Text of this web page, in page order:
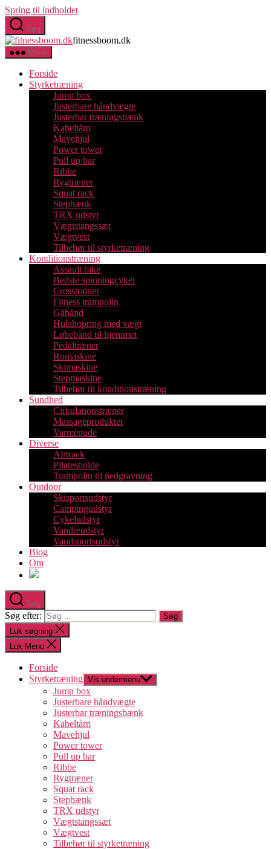
Spring til indholdet
Søg
fitnessboom.dk
Menu
Forside
Styrketræning
Jump box
Justerbare håndvægte
Justerbar træningsbænk
Kabeltårn
Mavehjul
Power tower
Pull up bar
Ribbe
Rygtræner
Squat rack
Stepbænk
TRX udstyr
Vægtstangssæt
Vægtvest
Tilbehør til styrketræning
Konditionstræning
Assault bike
Bedste spinningcykel
Crosstrainer
Fitness trampolin
Gåbånd
Hulahopring med vægt
Løbebånd til hjemmet
Pedaltræner
Romaskine
Skimaskine
Stepmaskine
Tilbehør til konditionstræning
Sundhed
Cirkulationstræner
Massageprodukter
Varmepude
Diverse
Airtrack
Pilatesbolde
Trampolin til nedgravning
Outdoor
Skisportsudstyr
Campingudstyr
Cykeludstyr
Vandreudstyr
Vandsportsudstyr
Blog
Om
Søg
Søg efter:
Luk søgning
Luk Menu
Forside
Styrketræning Vis undermenu
Jump box
Justerbare håndvægte
Justerbar træningsbænk
Kabeltårn
Mavehjul
Power tower
Pull up bar
Ribbe
Rygtræner
Squat rack
Stepbænk
TRX udstyr
Vægtstangssæt
Vægtvest
Tilbehør til styrketræning